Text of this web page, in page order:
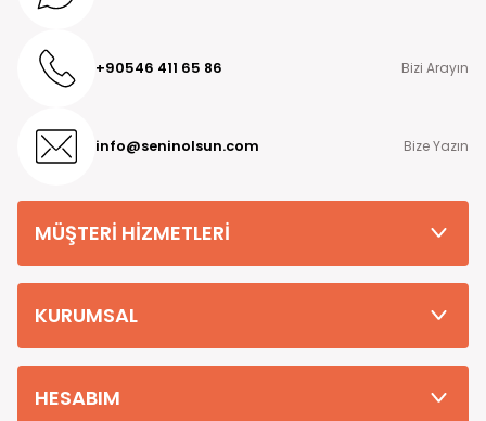
+90546 411 65 86 Bizi Arayın
info@seninolsun.com Bize Yazın
MÜŞTERİ HİZMETLERİ
KURUMSAL
HESABIM